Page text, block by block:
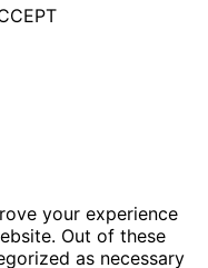
your experience
Out of these
as necessary